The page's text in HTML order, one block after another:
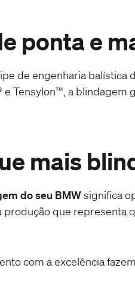
ponta e
de engenharia
e Tensylon™, a blindagem
mais
do seu BMWsignifica
que representa
com a excelência